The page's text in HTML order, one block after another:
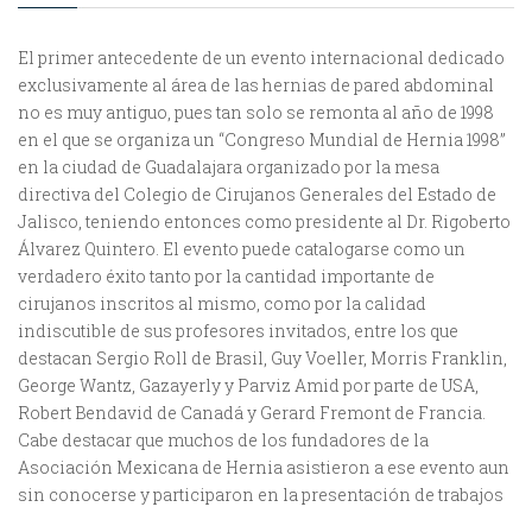
El primer antecedente de un evento internacional dedicado
exclusivamente al área de las hernias de pared abdominal
no es muy antiguo, pues tan solo se remonta al año de 1998
en el que se organiza un “Congreso Mundial de Hernia 1998”
en la ciudad de Guadalajara organizado por la mesa
directiva del Colegio de Cirujanos Generales del Estado de
Jalisco, teniendo entonces como presidente al Dr. Rigoberto
Álvarez Quintero. El evento puede catalogarse como un
verdadero éxito tanto por la cantidad importante de
cirujanos inscritos al mismo, como por la calidad
indiscutible de sus profesores invitados, entre los que
destacan Sergio Roll de Brasil, Guy Voeller, Morris Franklin,
George Wantz, Gazayerly y Parviz Amid por parte de USA,
Robert Bendavid de Canadá y Gerard Fremont de Francia.
Cabe destacar que muchos de los fundadores de la
Asociación Mexicana de Hernia asistieron a ese evento aun
sin conocerse y participaron en la presentación de trabajos